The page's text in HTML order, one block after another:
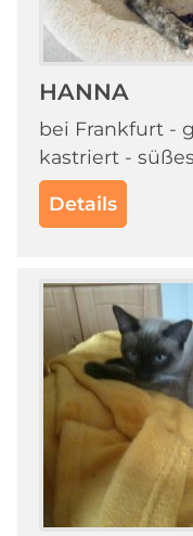
HANNA
bei Frankfurt -
kastriert -
Details